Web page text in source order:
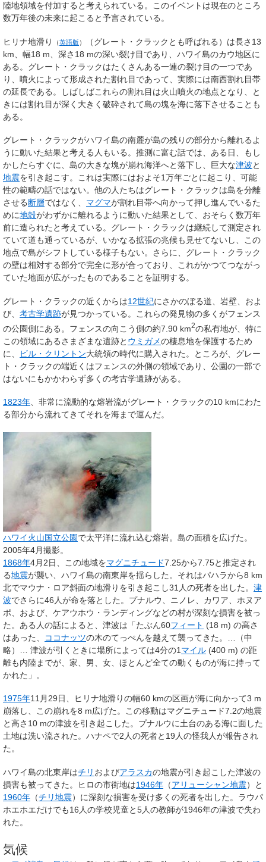
陸地領域を付加すると考えられている。このイベントは現在のところ
数万年後の未来に起こると予言されている。
ヒリナ地滑り （英語版 ）
（グレート・クラックとも呼ばれる）は長さ13
km、幅18 m、深さ18 mの深い裂け目であり、ハワイ島のカウ地区に
ある。グレート・クラックはたくさんある一連の裂け目の一つであ
り、噴火によって形成された割れ目であって、実際には南西割れ目帯
の延長である。しばしばこれらの割れ目は火山噴火の地点となり、と
きには割れ目が深く大きく破砕されて島の塊を海に落下させることも
ある。
グレート・クラックがハワイ島の南麓が島の残りの部分から離れるよ
うに動いた結果と考える人もいる。推測に富む話では、ある日、もし
かしたらすぐに、島の大きな塊が崩れ海洋へと落下し、巨大な津波と
地震を引き起こす。これは実際にはおよそ1万年ごとに起こり、可能
性の範疇の話ではない。他の人たちはグレート・クラックは島を分離
させる断層ではなく、 マグマが割れ目帯へ向かって押し進んでいるた
めに地殻がわずかに離れるように動いた結果として、おそらく数万年
前に造られたと考えている。グレート・クラックは継続して測定され
ていて道も通っているが、いかなる拡張の兆候も見せてないし、この
地点で島がシフトしている様子もない。さらに、グレート・クラック
の壁は相対する部分で完全に形が合っており、これがかつてつながっ
ていた地面が広がったものであることを証明する。
グレート・クラックの近くからは12世紀にさかのぼる道、岩壁、およ
び、 考古学遺跡が見つかっている。これらの発見物の多くがフェンス
の公園側にある。フェンスの向こう側の約7.90 km2の私有地が、特に
この領域にあるさまざまな遺跡と ウミガメの棲息地を保護するため
に、
ビル・クリントン大統領の時代に購入された。ところが、グレー
ト・クラックの端近くはフェンスの外側の領域であり、公園の一部で
はないにもかかわらず多くの考古学遺跡がある。
1823年 、非常に流動的な熔岩流がグレート・クラックの10 kmにわた
る部分から流れてきてそれを海まで運んだ。
ハワイ火山国立公園で太平洋に流れ込む熔岩。島の面積を広げた。
2005年4月撮影。
1868年4月2日、この地域をマグニチュード7.25から7.75と推定され
る地震が襲い、ハワイ島の南東岸を揺らした。それはパハラから8 km
北でマウナ・ロア斜面の地滑りを引き起こし31人の死者を出した。 津
波でさらに46人が命を落とした。プナルウ、ニノレ、カワア、ホヌア
ポ、および、ケアウホウ・ランディングなどの村が深刻な損害を被っ
た。ある人の話によると、津波は「たぶん60フィート (18 m) の高さ
はあった、
ココナッツの木のてっぺんを越えて襲ってきた。…（中
略）… 津波が引くときに場所によっては4分の1 マイル (400 m) の距
離も内陸までが、家、男、女、ほとんど全ての動くものが海に持って
かれた」。
1975年11月29日、ヒリナ地滑りの幅60 kmの区画が海に向かって3 m
崩落し、この崩れを8 m広げた。この移動はマグニチュード7.2の地震
と高さ10 mの津波を引き起こした。プナルウに土台のある海に面した
土地は洗い流された。ハナペで2人の死者と19人の怪我人が報告され
た。
ハワイ島の北東岸はチリ およびアラスカの地震が引き起こした津波の
損害も被ってきた。ヒロの市街地は1946年 （アリューシャン地震）と
1960年 （チリ地震）に深刻な損害を受け多くの死者を出した。ラウパ
ホエホエだけでも16人の学校児童と5人の教師が1946年の津波で失わ
れた。
気候